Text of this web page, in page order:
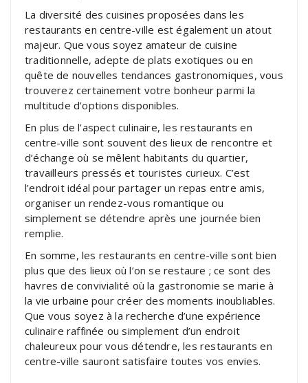
La diversité des cuisines proposées dans les
restaurants en centre-ville est également un atout
majeur. Que vous soyez amateur de cuisine
traditionnelle, adepte de plats exotiques ou en
quête de nouvelles tendances gastronomiques, vous
trouverez certainement votre bonheur parmi la
multitude d’options disponibles.
En plus de l’aspect culinaire, les restaurants en
centre-ville sont souvent des lieux de rencontre et
d’échange où se mêlent habitants du quartier,
travailleurs pressés et touristes curieux. C’est
l’endroit idéal pour partager un repas entre amis,
organiser un rendez-vous romantique ou
simplement se détendre après une journée bien
remplie.
En somme, les restaurants en centre-ville sont bien
plus que des lieux où l’on se restaure ; ce sont des
havres de convivialité où la gastronomie se marie à
la vie urbaine pour créer des moments inoubliables.
Que vous soyez à la recherche d’une expérience
culinaire raffinée ou simplement d’un endroit
chaleureux pour vous détendre, les restaurants en
centre-ville sauront satisfaire toutes vos envies.